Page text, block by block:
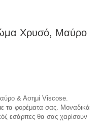
Χρυσό, Μαύρο
& Ασημί Viscose.
τα φορέματα σας. Μοναδικά
εσάρπες θα σας χαρίσουν